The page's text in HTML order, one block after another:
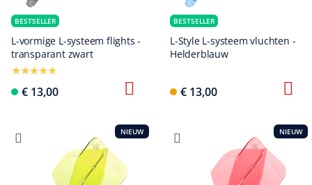
BESTSELLER
L-vormige L-systeem flights -
transparant zwart
€ 13,00
BESTSELLER
L-Style L-systeem vluchten -
Helderblauw
€ 13,00
NIEUW NIEUW